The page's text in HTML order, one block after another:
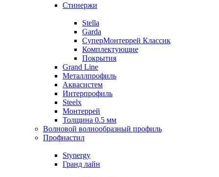
Стинержи
Stella
Garda
СуперМонтеррей Классик
Комплектующие
Покрытия
Grand Line
Металлпрофиль
Аквасистем
Интерпрофиль
Steelx
Монтеррей
Толщина 0.5 мм
Волновой волнообразный профиль
Профнастил
Stynergy
Гранд лайн